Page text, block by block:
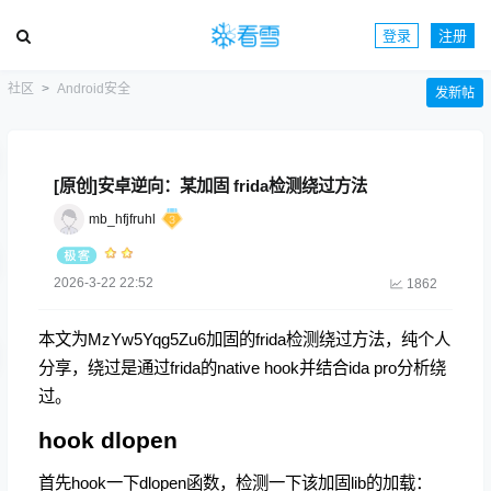
登录 注册
社区 Android安全 发新帖
[原创]安卓逆向：某加固 frida检测绕过方法
mb_hfjfruhl
2026-3-22 22:52 1862
本文为MzYw5Yqg5Zu6加固的frida检测绕过方法，纯个人
分享，绕过是通过frida的native hook并结合ida pro分析绕
过。
hook dlopen
首先hook一下dlopen函数，检测一下该加固lib的加载：